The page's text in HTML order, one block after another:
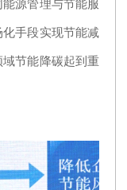
源管理与节能服
手段实现节能减
节能降碳起到重